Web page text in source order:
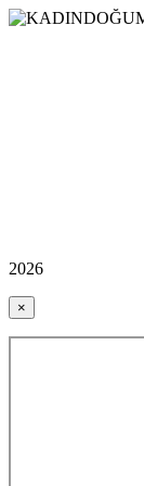
2026
×